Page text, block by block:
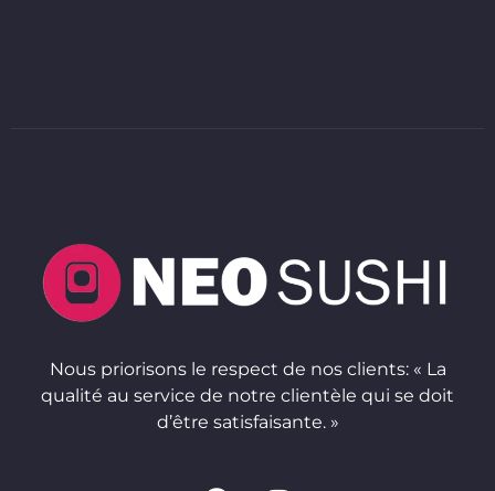
Nous priorisons le respect de nos clients: « La
qualité au service de notre clientèle qui se doit
d’être satisfaisante. »